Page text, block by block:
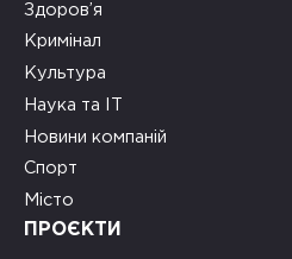
Здоров’я
Кримінал
Культура
Наука та ІТ
Новини компаній
Спорт
Місто
ПРОЄКТИ